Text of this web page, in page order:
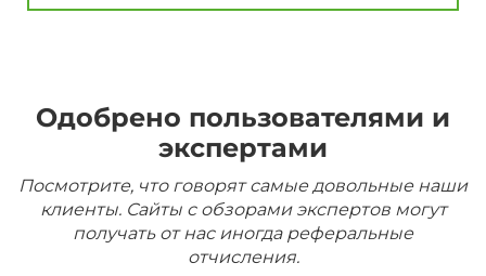
Одобрено пользователями и
экспертами
Посмотрите, что говорят самые довольные наши
клиенты. Сайты с обзорами экспертов могут
получать от нас иногда реферальные
отчисления.